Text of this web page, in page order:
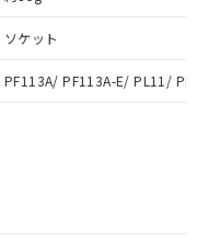
ソケット
PF113A/ PF113A-E/ PL11/
は、"個人情報
の「1.共同利
基準）
有を証明す
有を証明する
とがない限